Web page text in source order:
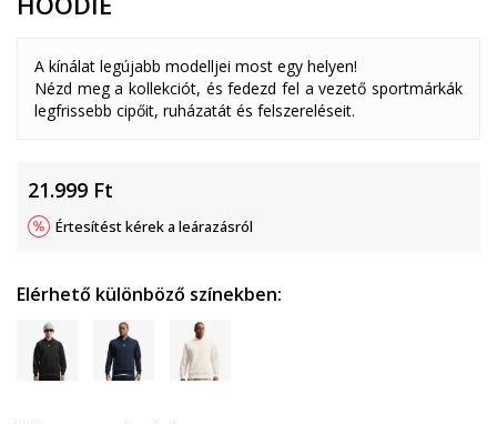
A kínálat legújabb modelljei most egy helyen!
Nézd meg a kollekciót, és fedezd fel a vezető sportmárkák
legfrissebb cipőit, ruházatát és felszereléseit.
21.999 Ft
Értesítést kérek a leárazásról
Elérhető különböző színekben: